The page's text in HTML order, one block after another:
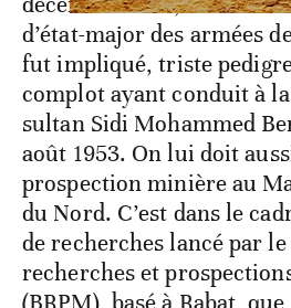
d’état-major des armées
fut impliqué, triste
complot ayant conduit à
sultan Sidi Mohammed
août 1953. On lui doit
prospection minière au
du Nord. C’est dans le
de recherches lancé par
recherches et